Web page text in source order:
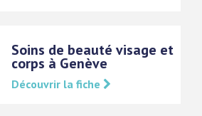
Soins de beauté visage et
corps à Genève
Découvrir la fiche